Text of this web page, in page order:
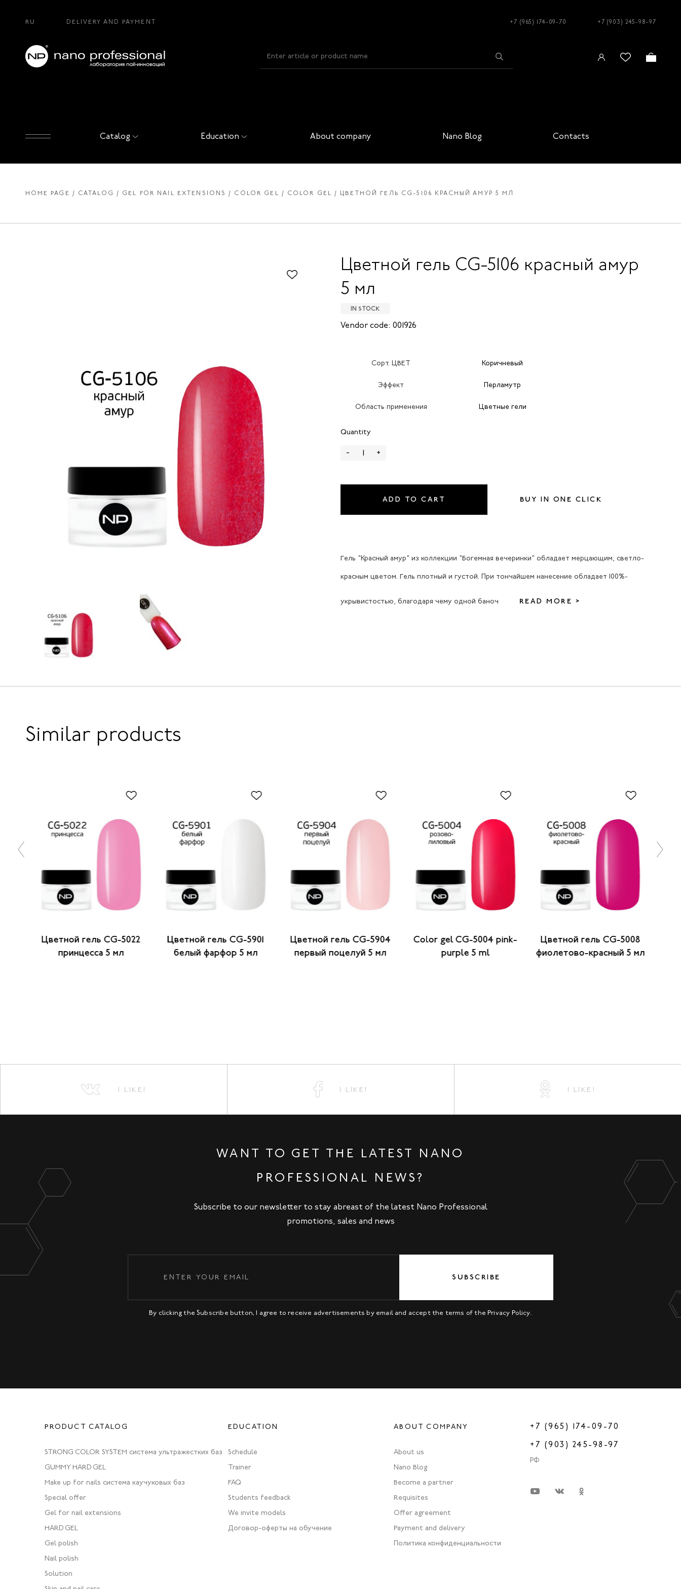
RU DELIVERY AND PAYMENT +7 (965) 174-09-70 +7 (903) 245-98-97
Catalog Education About company Nano Blog Contacts
HOME PAGE CATALOG GEL FOR NAIL EXTENSIONS COLOR GEL COLOR GEL ЦВЕТНОЙ ГЕЛЬ CG-5106 КРАСНЫЙ АМУР 5 МЛ
Цветной гель CG-5106 красный амур
5 мл
IN STOCK
Vendor code: 001926
Сорт. ЦВЕТ Коричневый
Эффект Перламутр
Область применения Цветные гели
Quantity
- +
ADD TO CART BUY IN ONE CLICK
Гель "Красный амур" из коллекции "Богемная вечеринки" обладает мерцающим, светло-
красным цветом. Гель плотный и густой. При тончайшем нанесение обладает 100%-
укрывистостью, благодаря чему одной баноч READ MORE >
Similar products
Цветной гель CG-5022
принцесса 5 мл
Цветной гель CG-5901
белый фарфор 5 мл
Цветной гель CG-5904
первый поцелуй 5 мл
Color gel CG-5004 pink-
purple 5 ml
Цветной гель CG-5008
фиолетово-красный 5 мл
I LIKE! I LIKE! I LIKE!
WANT TO GET THE LATEST NANO
PROFESSIONAL NEWS?
Subscribe to our newsletter to stay abreast of the latest Nano Professional
promotions, sales and news
SUBSCRIBE
By clicking the Subscribe button, I agree to receive advertisements by email and accept the terms of thePrivacy Policy.
PRODUCT CATALOG
STRONG COLOR SYSTEM система ультражестких баз
GUMMY HARD GEL
Make up for nails система каучуковых баз
Special offer
Gel for nail extensions
HARD GEL
Gel polish
Nail polish
Solution
EDUCATION
Schedule
Trainer
FAQ
Students feedback
We invite models
Договор-оферты на обучение
ABOUT COMPANY
About us
Nano Blog
Become a partner
Requisites
Offer agreement
Payment and delivery
Политика конфиденциальности
+7 (965) 174-09-70
+7 (903) 245-98-97
РФ